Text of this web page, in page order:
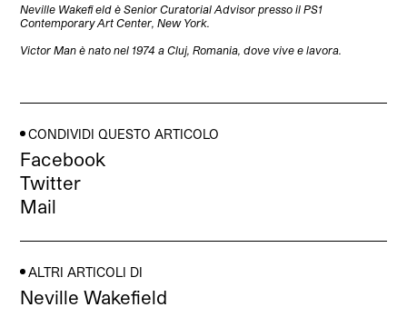
Neville Wakefi eld è Senior Curatorial Advisor presso il PS1
Contemporary Art Center, New York.
Victor Man è nato nel 1974 a Cluj, Romania, dove vive e lavora.
CONDIVIDI QUESTO ARTICOLO
Facebook
Twitter
Mail
ALTRI ARTICOLI DI
Neville Wakefield